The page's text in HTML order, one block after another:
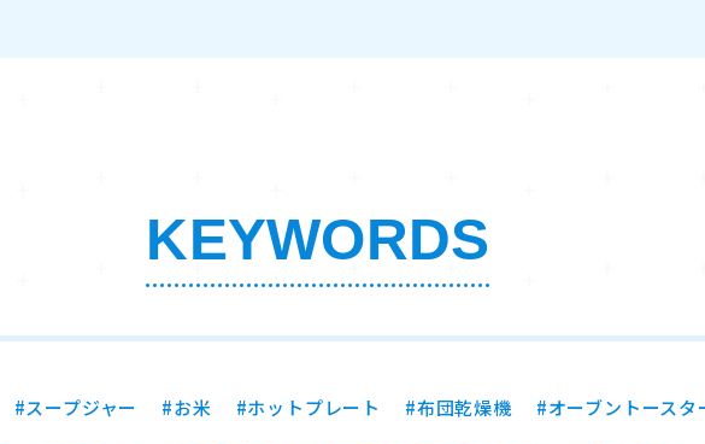
KEYWORDS
#スープジャー #お米 #ホットプレート #布団乾燥機 #オーブントースタ